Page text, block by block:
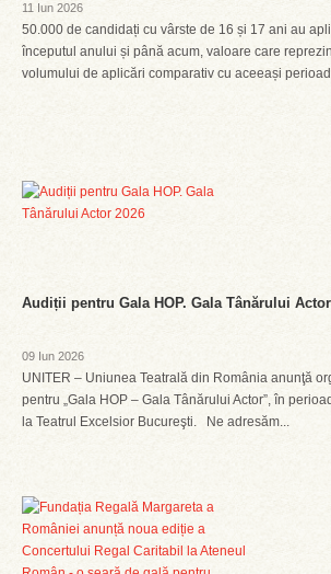
11 Iun 2026
50.000 de candidați cu vârste de 16 și 17 ani au
începutul anului și până acum, valoare care
volumului de aplicări comparativ cu aceeași
Audiții pentru Gala HOP. Gala Tânărului
09 Iun 2026
UNITER – Uniunea Teatrală din România anunţă
pentru „Gala HOP – Gala Tânărului Actor”, în
la Teatrul Excelsior Bucureşti. Ne adresăm...